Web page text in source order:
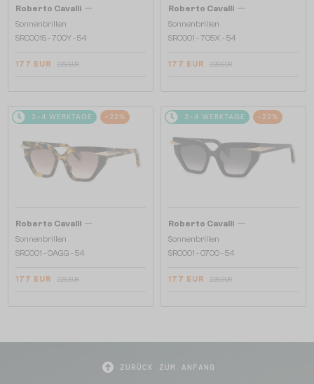
Roberto Cavalli —
Sonnenbrillen
SRC001S - 700Y - 54
177 EUR 226 EUR
Roberto Cavalli —
Sonnenbrillen
SRC001 - 705X - 54
177 EUR 226 EUR
2-4 WERKTAGE -22%
Roberto Cavalli —
Sonnenbrillen
SRC001 - 0AGG - 54
177 EUR 226 EUR
2-4 WERKTAGE -22%
Roberto Cavalli —
Sonnenbrillen
SRC001 - 0700 - 54
177 EUR 226 EUR
ZURÜCK ZUM ANFANG